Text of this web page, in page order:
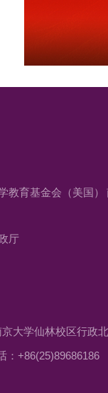
教育基金会（美国）
厅
大学仙林校区行政
：+86(25)89686186